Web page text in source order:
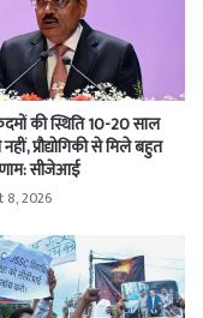
की स्थिति 10-20 साल
प्रौद्योगिकी से मिले बहुत
सीजेआई
8, 2026